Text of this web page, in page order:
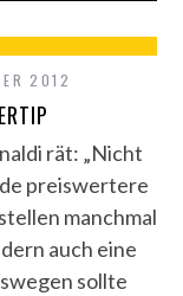
2012
rät: „Nicht
preiswertere
manchmal
auch eine
sollte